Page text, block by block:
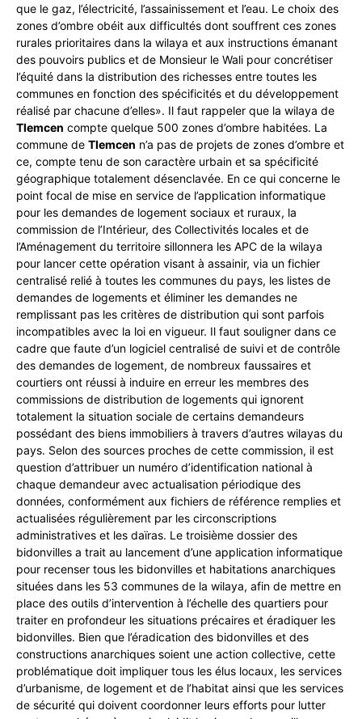
que le gaz, l’électricité, l’assainissement et l’eau. Le choix des
zones d’ombre obéit aux difficultés dont souffrent ces zones
rurales prioritaires dans la wilaya et aux instructions émanant
des pouvoirs publics et de Monsieur le Wali pour concrétiser
l’équité dans la distribution des richesses entre toutes les
communes en fonction des spécificités et du développement
réalisé par chacune d’elles». Il faut rappeler que la wilaya de
Tlemcen compte quelque 500 zones d’ombre habitées. La
commune de Tlemcen n’a pas de projets de zones d’ombre et
ce, compte tenu de son caractère urbain et sa spécificité
géographique totalement désenclavée. En ce qui concerne le
point focal de mise en service de l’application informatique
pour les demandes de logement sociaux et ruraux, la
commission de l’Intérieur, des Collectivités locales et de
l’Aménagement du territoire sillonnera les APC de la wilaya
pour lancer cette opération visant à assainir, via un fichier
centralisé relié à toutes les communes du pays, les listes de
demandes de logements et éliminer les demandes ne
remplissant pas les critères de distribution qui sont parfois
incompatibles avec la loi en vigueur. Il faut souligner dans ce
cadre que faute d’un logiciel centralisé de suivi et de contrôle
des demandes de logement, de nombreux faussaires et
courtiers ont réussi à induire en erreur les membres des
commissions de distribution de logements qui ignorent
totalement la situation sociale de certains demandeurs
possédant des biens immobiliers à travers d’autres wilayas du
pays. Selon des sources proches de cette commission, il est
question d’attribuer un numéro d’identification national à
chaque demandeur avec actualisation périodique des
données, conformément aux fichiers de référence remplies et
actualisées régulièrement par les circonscriptions
administratives et les daïras. Le troisième dossier des
bidonvilles a trait au lancement d’une application informatique
pour recenser tous les bidonvilles et habitations anarchiques
situées dans les 53 communes de la wilaya, afin de mettre en
place des outils d’intervention à l’échelle des quartiers pour
traiter en profondeur les situations précaires et éradiquer les
bidonvilles. Bien que l’éradication des bidonvilles et des
constructions anarchiques soient une action collective, cette
problématique doit impliquer tous les élus locaux, les services
d’urbanisme, de logement et de l’habitat ainsi que les services
de sécurité qui doivent coordonner leurs efforts pour lutter